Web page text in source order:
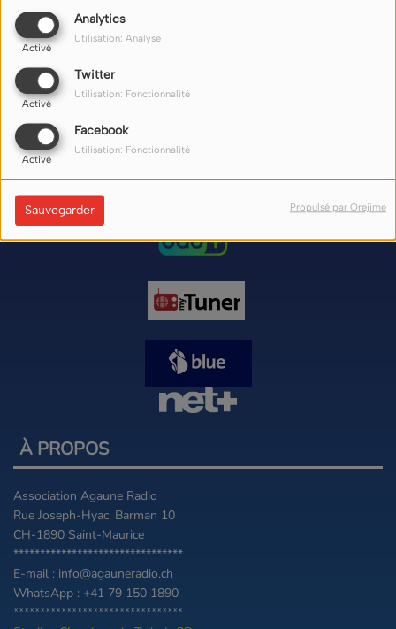
Analytics
Activé
Utilisation: Analyse
Twitter
Activé
Utilisation: Fonctionnalité
Facebook
Activé
Utilisation: Fonctionnalité
Sauvegarder Propulsé par Orejime
NOUS ÉCOUTER
Nos liens d'écoute (flux) sur internet ici
À PROPOS
Association Agaune Radio
Rue Joseph-Hyac. Barman 10
CH-1890 Saint-Maurice
********************************
E-mail : info@agauneradio.ch
WhatsApp : +41 79 150 1890
********************************